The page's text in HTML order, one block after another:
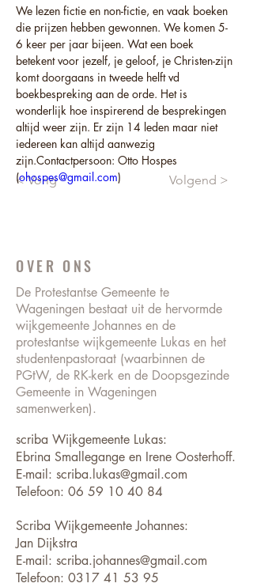
< Vorig Volgend >
We lezen fictie en non-fictie, en vaak boeken
die prijzen hebben gewonnen. We komen 5-
6 keer per jaar bijeen. Wat een boek
betekent voor jezelf, je geloof, je Christen-zijn
komt doorgaans in tweede helft vd
boekbespreking aan de orde. Het is
wonderlijk hoe inspirerend de besprekingen
altijd weer zijn. Er zijn 14 leden maar niet
iedereen kan altijd aanwezig
zijn.Contactpersoon: Otto Hospes
(ohospes@gmail.com)
OVER ONS
De Protestantse Gemeente te
Wageningen bestaat uit de hervormde
wijkgemeente Johannes en de
protestantse wijkgemeente Lukas en het
studentenpastoraat (waarbinnen de
PGtW, de RK-kerk en de Doopsgezinde
Gemeente in Wageningen
samenwerken).
scriba Wijkgemeente Lukas:
Ebrina Smallegange en Irene Oosterhoff.
E-mail: scriba.lukas@gmail.com
Telefoon: 06 59 10 40 84
Scriba Wijkgemeente Johannes:
Jan Dijkstra
E-mail: scriba.johannes@gmail.com
Telefoon: 0317 41 53 95